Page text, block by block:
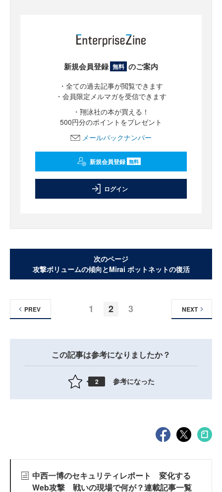
新規会員登録 無料 のご案内
・全ての過去記事が閲覧できます
・会員限定メルマガを受信できます
・翔泳社の本が買える！
500円分のポイントをプレゼント
メールバックナンバー
新規会員登録 無料
ログイン
次のページ
攻撃ボリュームの傾向とMirai ボットネットの復活
1 2 3
PREV NEXT
この記事は参考になりましたか？
2 参考になった
中西一博のセキュリティレポート 変化する
Web攻撃 戦いの現場で何が？連載記事一覧